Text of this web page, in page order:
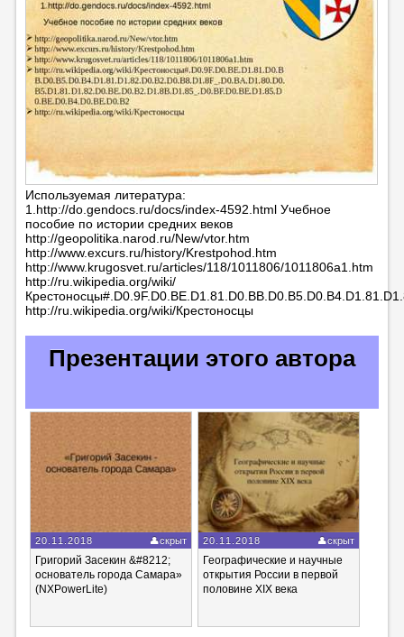
Используемая литература:
1.http://do.gendocs.ru/docs/index-4592.html Учебное
пособие по истории средних веков
http://geopolitika.narod.ru/New/vtor.htm
http://www.excurs.ru/history/Krestpohod.htm
http://www.krugosvet.ru/articles/118/1011806/1011806a1.htm
http://ru.wikipedia.org/wiki/
http://ru.wikipedia.org/wiki/Крестоносцы
Презентации этого автора
20.11.2018 скрыт
Григорий Засекин &#8212;
основатель города Самара»
(NXPowerLite)
20.11.2018 скрыт
Географические и научные
открытия России в первой
половине XIX века